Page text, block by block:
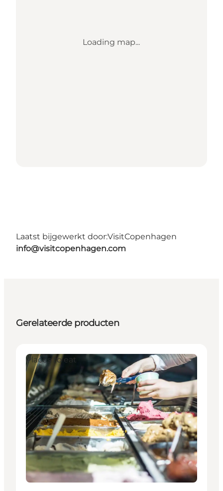
Loading map...
Laatst bijgewerkt door:VisitCopenhagen
info@visitcopenhagen.com
Gerelateerde producten
Places to eat